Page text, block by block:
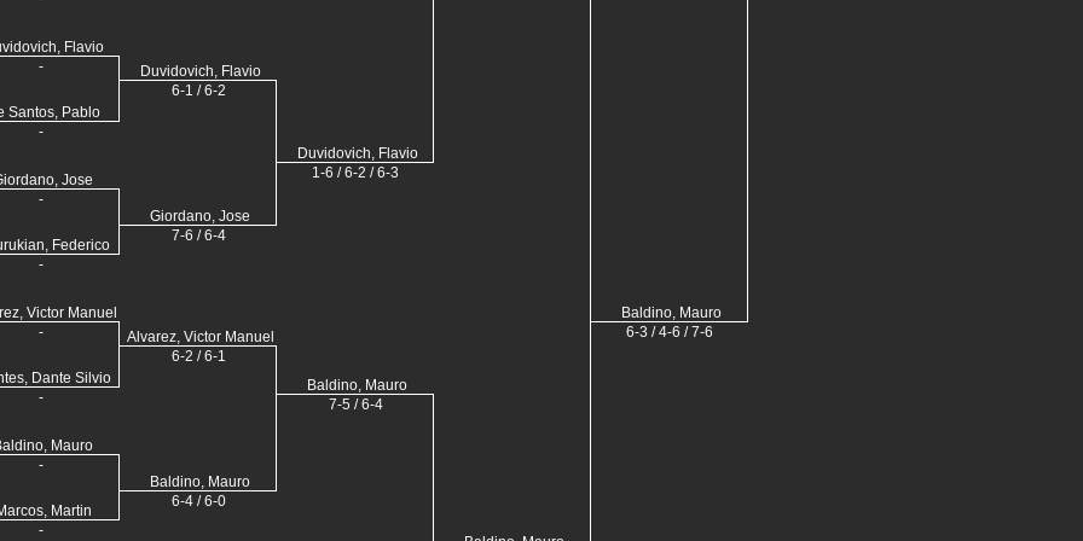
Flavio
-
Santos, Pablo
-
Jose
-
Federico
-
Victor Manuel
-
Dante Silvio
-
Mauro
-
Martin
-
Duvidovich, Flavio
6-1 / 6-2
Giordano, Jose
7-6 / 6-4
Alvarez, Victor Manuel
6-2 / 6-1
Baldino, Mauro
6-4 / 6-0
Duvidovich, Flavio
1-6 / 6-2 / 6-3
Baldino, Mauro
7-5 / 6-4
Baldino, Mauro
6-3 / 4-6 / 7-6